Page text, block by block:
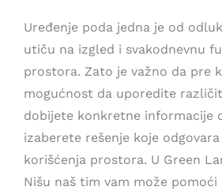
Uređenje poda jedna je od
utiču na izgled i svakodnevnu
prostora. Zato je važno da pre
mogućnost da uporedite
dobijete konkretne informacije
izaberete rešenje koje
korišćenja prostora. U Green
Nišu naš tim vam može pomoći